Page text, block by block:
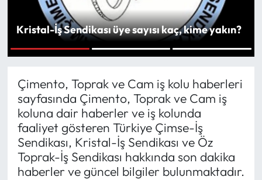
Kristal-İş Sendikası üye sayısı kaç, kime yakın?
1
Çimento, Toprak ve Cam iş kolu haberleri
sayfasında Çimento, Toprak ve Cam iş
koluna dair haberler ve iş kolunda
faaliyet gösteren Türkiye Çimse-İş
Sendikası, Kristal-İş Sendikası ve Öz
Toprak-İş Sendikası hakkında son dakika
haberler ve güncel bilgiler bulunmaktadır.
Yargı Kararları
Araştırma-Rapor